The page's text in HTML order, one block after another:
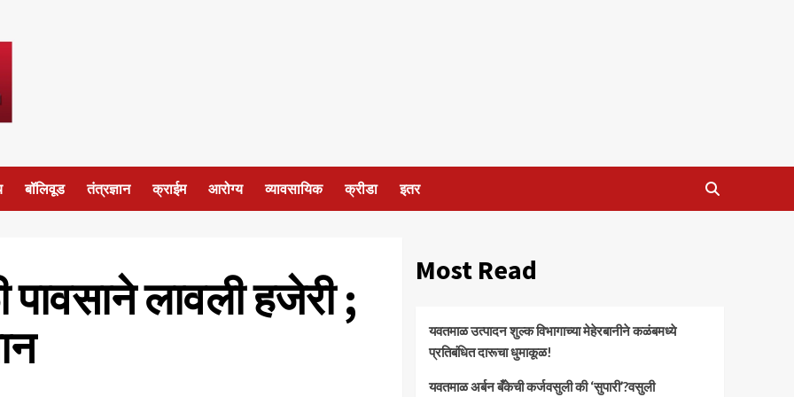
बॉलिवूड तंत्रज्ञान क्राईम आरोग्य व्यावसायिक क्रीडा इतर
पावसाने लावली हजेरी ;
Most Read
यवतमाळ उत्पादन शुल्क विभागाच्या मेहेरबानीने कळंबमध्ये
प्रतिबंधित दारूचा धुमाकूळ!
​यवतमाळ अर्बन बँकेची कर्जवसुली की ‘सुपारी’?वसुली